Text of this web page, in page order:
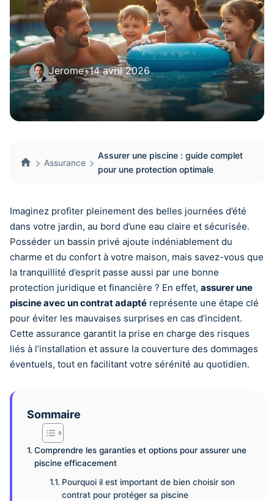
Jerome•14 avril 2026
Assurance
Assurer une piscine : guide complet
pour une protection optimale
Imaginez profiter pleinement des belles journées d’été
dans votre jardin, au bord d’une eau claire et sécurisée.
Posséder un bassin privé ajoute indéniablement du
charme et du confort à votre maison, mais savez-vous que
la tranquillité d’esprit passe aussi par une bonne
protection juridique et financière ? En effet, assurer une
piscine avec un contrat adapté représente une étape clé
pour éviter les mauvaises surprises en cas d’incident.
Cette assurance garantit la prise en charge des risques
liés à l’installation et assure la couverture des dommages
éventuels, tout en facilitant votre sérénité au quotidien.
Sommaire
Comprendre les garanties et options pour assurer une
piscine efficacement
Pourquoi il est important de bien choisir son
contrat pour protéger sa piscine